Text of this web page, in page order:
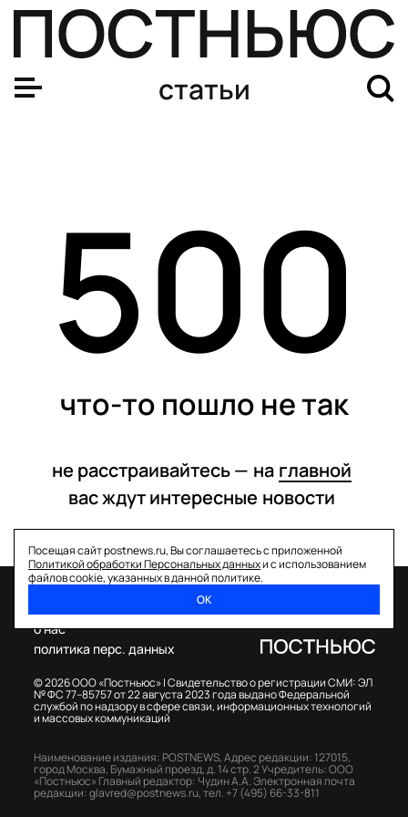
статьи
500
что-то пошло не так
не расстраивайтесь — на главной
вас ждут интересные новости
Посещая сайт postnews.ru, Вы соглашаетесь с приложенной
Политикой обработки Персональных данныхи с использованием
файлов cookie, указанных в данной политике.
ОК
© 2026 ООО «Постньюс» |Свидетельство о регистрации СМИ: ЭЛ
№ ФС 77–85757 от 22 августа 2023 года выдано Федеральной
службой по надзору в сфере связи, информационных технологий
и массовых коммуникаций
о нас
политика перс. данных
Наименование издания: POSTNEWS,Адрес редакции: 127015,
город Москва, Бумажный проезд, д. 14 стр. 2Учредитель: ООО
«Постньюс» Главный редактор: Чудин А.А.Электронная почта
редакции:glavred@postnews.ru,тел. +7 (495) 66-33-811